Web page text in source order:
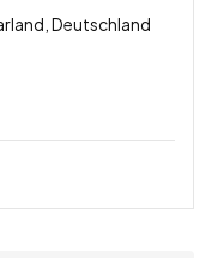
Deutschland